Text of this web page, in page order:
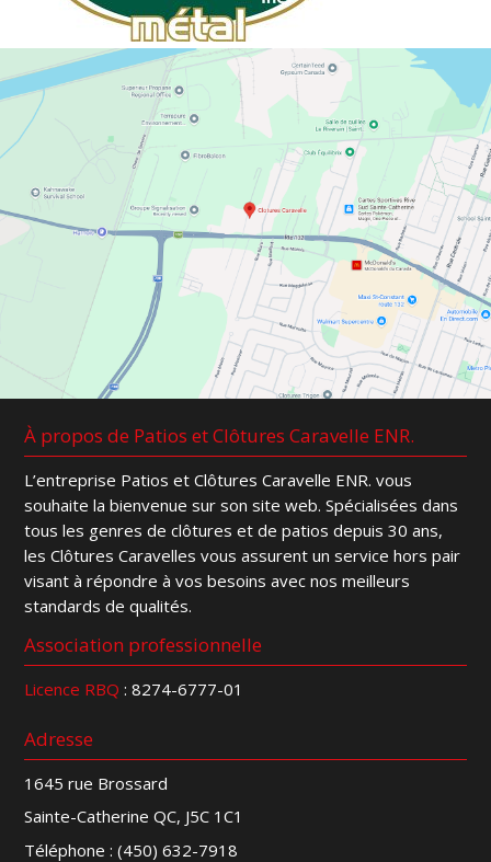
À propos de Patios et Clôtures Caravelle ENR.
L’entreprise Patios et Clôtures Caravelle ENR. vous
souhaite la bienvenue sur son site web. Spécialisées dans
tous les genres de clôtures et de patios depuis 30 ans,
les Clôtures Caravelles vous assurent un service hors pair
visant à répondre à vos besoins avec nos meilleurs
standards de qualités.
Association professionnelle
Licence RBQ : 8274-6777-01
Adresse
1645 rue Brossard
Sainte-Catherine QC, J5C 1C1
Téléphone :(450) 632-7918